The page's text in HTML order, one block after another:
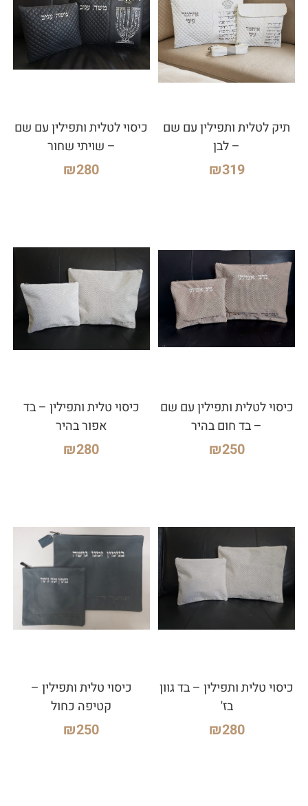
תיק לטלית ותפילין עם שם
– לבן
₪319
כיסוי לטלית ותפילין עם שם
– שויתי שחור
₪280
כיסוי לטלית ותפילין עם שם
– בד חום בהיר
₪250
כיסוי טלית ותפילין – בד
אפור בהיר
₪280
כיסוי טלית ותפילין – בד גוון
בז'
₪280
כיסוי טלית ותפילין –
קטיפה כחול
₪250